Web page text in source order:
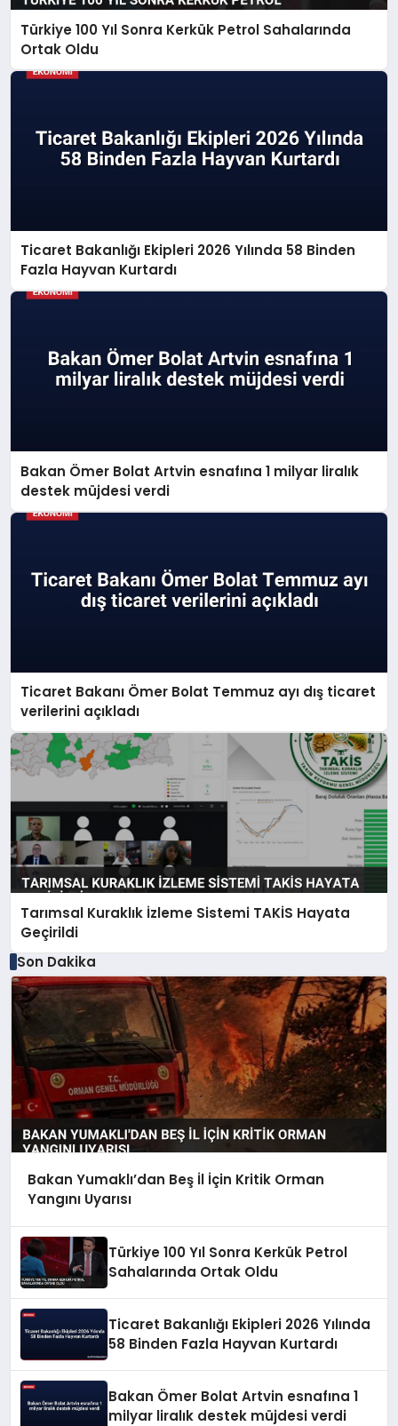
Türkiye 100 Yıl Sonra Kerkük Petrol Sahalarında
Ortak Oldu
Ticaret Bakanlığı Ekipleri 2026 Yılında 58 Binden
Fazla Hayvan Kurtardı
Bakan Ömer Bolat Artvin esnafına 1 milyar liralık
destek müjdesi verdi
Ticaret Bakanı Ömer Bolat Temmuz ayı dış ticaret
verilerini açıkladı
Tarımsal Kuraklık İzleme Sistemi TAKİS Hayata
Geçirildi
Son Dakika
Bakan Yumaklı’dan Beş İl İçin Kritik Orman
Yangını Uyarısı
Türkiye 100 Yıl Sonra Kerkük Petrol
Sahalarında Ortak Oldu
Ticaret Bakanlığı Ekipleri 2026 Yılında
58 Binden Fazla Hayvan Kurtardı
Bakan Ömer Bolat Artvin esnafına 1
milyar liralık destek müjdesi verdi